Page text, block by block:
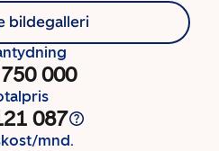
bildegalleri
000
087
mnd.